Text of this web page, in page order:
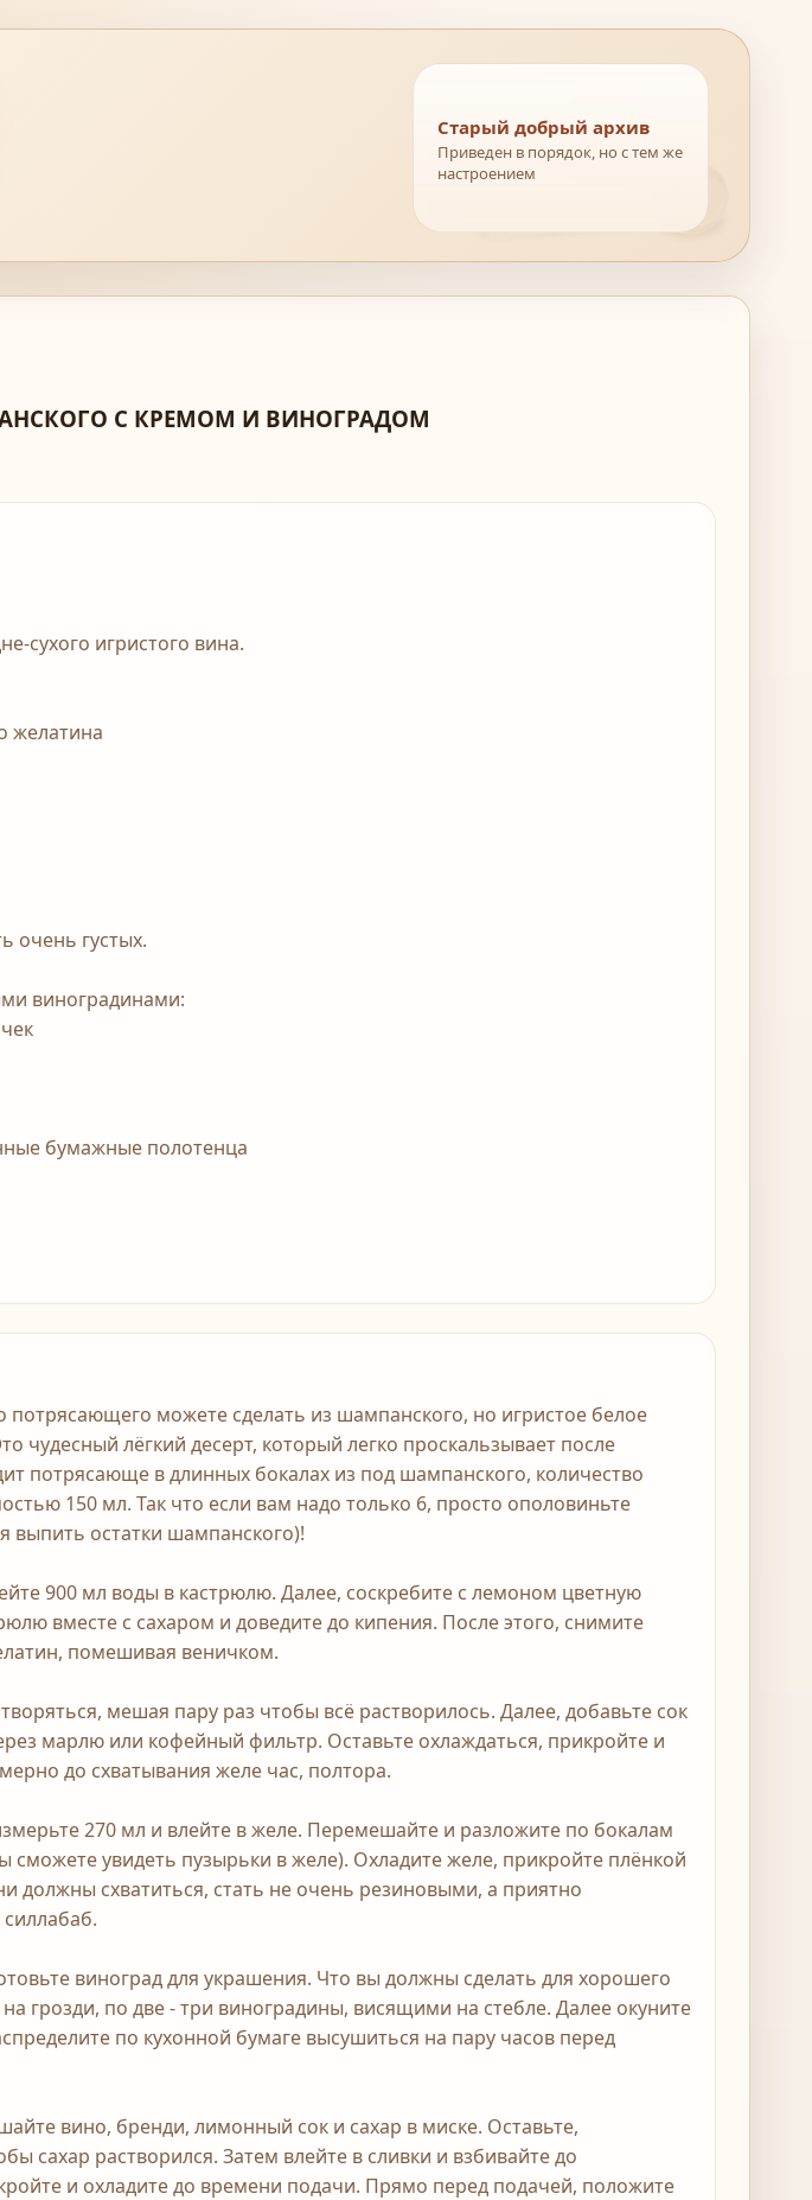
Старый добрый архив
Приведен в порядок, но с тем же
настроением
С КРЕМОМ И ВИНОГРАДОМ
сухого игристого вина.
желатина
очень густых.
виноградинами:
бумажные полотенца
потрясающего можете сделать из шампанского, но игристое белое
чудесный лёгкий десерт, который легко проскальзывает после
потрясающе в длинных бокалах из под шампанского, количество
150 мл. Так что если вам надо только 6, просто ополовиньте
выпить остатки шампанского)!
900 мл воды в кастрюлю. Далее, соскребите с лемоном цветную
вместе с сахаром и доведите до кипения. После этого, снимите
помешивая веничком.
мешая пару раз чтобы всё растворилось. Далее, добавьте сок
марлю или кофейный фильтр. Оставьте охлаждаться, прикройте и
до схватывания желе час, полтора.
270 мл и влейте в желе. Перемешайте и разложите по бокалам
сможете увидеть пузырьки в желе). Охладите желе, прикройте плёнкой
должны схватиться, стать не очень резиновыми, а приятно
виноград для украшения. Что вы должны сделать для хорошего
грозди, по две - три виноградины, висящими на стебле. Далее окуните
по кухонной бумаге высушиться на пару часов перед
вино, бренди, лимонный сок и сахар в миске. Оставьте,
сахар растворился. Затем влейте в сливки и взбивайте до
и охладите до времени подачи. Прямо перед подачей, положите